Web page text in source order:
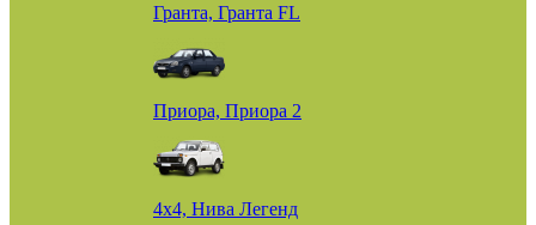
Гранта, Гранта FL
Приора, Приора 2
4х4, Нива Легенд